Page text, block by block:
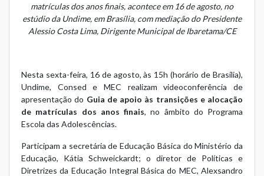
matrículas dos anos finais, acontece em 16 de agosto, no
estúdio da Undime, em Brasília, com mediação do Presidente
Alessio Costa Lima, Dirigente Municipal de Ibaretama/CE
Nesta sexta-feira, 16 de agosto, às 15h (horário de Brasília),
Undime, Consed e MEC realizam videoconferência de
apresentação do Guia de apoio às transições e alocação
de matrículas dos anos finais, no âmbito do Programa
Escola das Adolescências.
Participam a secretária de Educação Básica do Ministério da
Educação, Kátia Schweickardt; o diretor de Políticas e
Diretrizes da Educação Integral Básica do MEC, Alexsandro